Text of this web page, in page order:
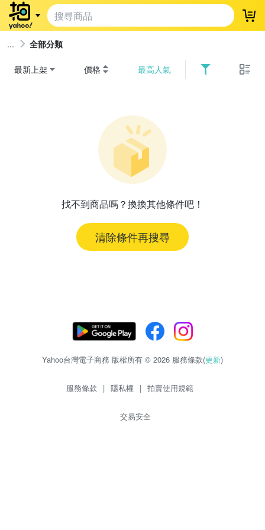
登
全部分類
最新上架 價格 最高人氣
找不到商品嗎？換換其他條件吧！
清除條件再搜尋
Yahoo台灣電子商務 版權所有 © 2026 服務條款(更新)
服務條款 | 隱私權 | 拍賣使用規範
交易安全